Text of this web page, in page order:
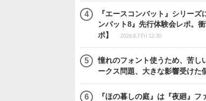
『エースコンバット』シリー
ンバット8』先行体験会レポ。
ポ】
2026.8.7 Fri 12:30
憧れのフォント使うため、苦
ークス問題、大きな影響受け
『ほの暮しの庭』は『夜廻』